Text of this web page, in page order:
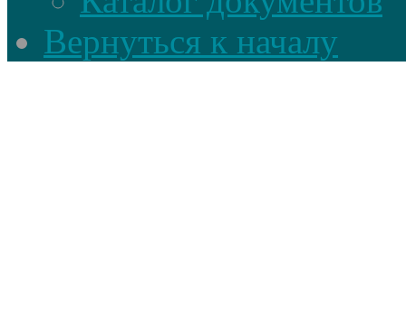
Вернуться к началу